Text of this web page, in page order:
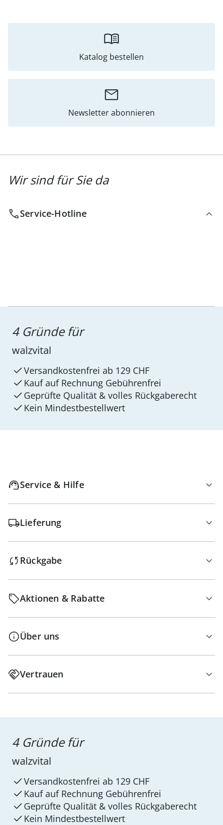
Katalog bestellen
Newsletter abonnieren
Wir sind für Sie da
Service-Hotline
4 Gründe für
walzvital
Versandkostenfrei ab 129 CHF
Kauf auf Rechnung Gebührenfrei
Geprüfte Qualität & volles Rückgaberecht
Kein Mindest­bestellwert
Service & Hilfe
Lieferung
Rückgabe
Aktionen & Rabatte
Über uns
Vertrauen
4 Gründe für
walzvital
Versandkostenfrei ab 129 CHF
Kauf auf Rechnung Gebührenfrei
Geprüfte Qualität & volles Rückgaberecht
Kein Mindest­bestellwert